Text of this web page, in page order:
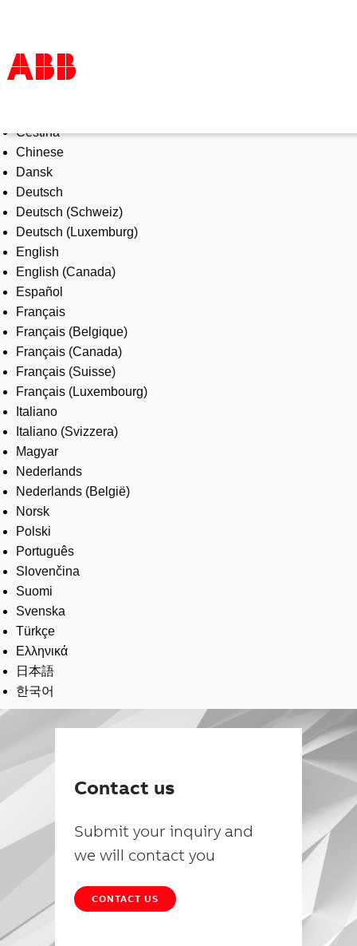
Products & Solutions
Industries
Services
About us
Where to buy
Contact us
Careers
Čeština
Chinese
Dansk
Deutsch
Deutsch (Schweiz)
Deutsch (Luxemburg)
English
English (Canada)
Español
Français
Français (Belgique)
Français (Canada)
Français (Suisse)
Français (Luxembourg)
Italiano
Italiano (Svizzera)
Magyar
Nederlands
Nederlands (België)
Norsk
Polski
Português
Slovenčina
Suomi
Svenska
Türkçe
Ελληνικά
日本語
한국어
Contact us
Submit your inquiry and
we will contact you
CONTACT US